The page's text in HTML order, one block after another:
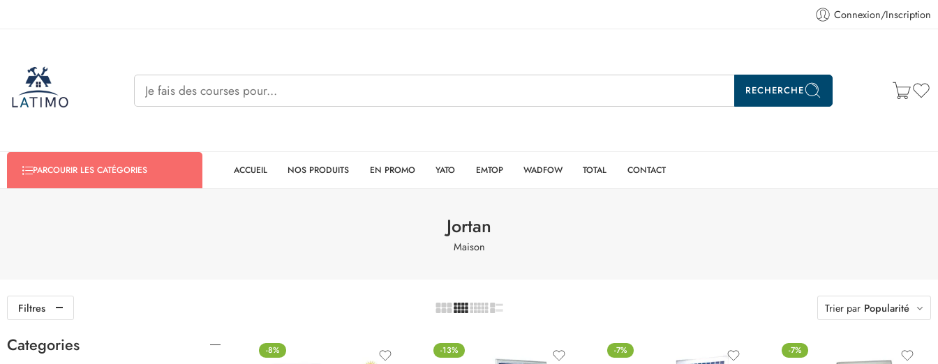
Connexion/Inscription
RECHERCHE
PARCOURIR LES CATÉGORIES ACCUEIL NOS PRODUITS EN PROMO YATO EMTOP WADFOW TOTAL CONTACT
Jortan
Maison
Filtres Trier par Popularité
-8%
-13%
-7%
-7%
Categories